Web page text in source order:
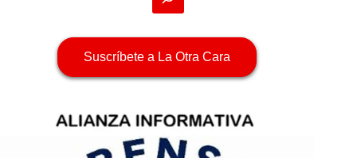
Suscríbete a La Otra Cara